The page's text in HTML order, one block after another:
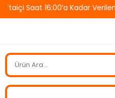
Saat 16:00’a Kadar Verilen